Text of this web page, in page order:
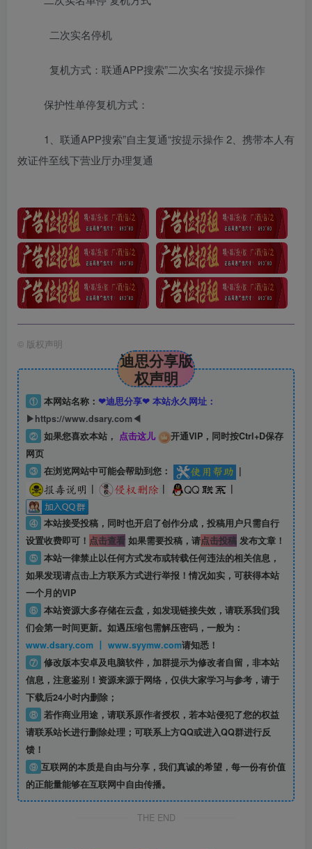
二次实名停机
复机方式：联通APP搜索”二次实名“按提示操作
保护性单停复机方式：
1、联通APP搜索”自主复通“按提示操作 2、携带本人有
效证件至线下营业厅办理复通
© 版权声明
迪思分享版
权声明
① 本网站名称： ❤迪思分享❤ 本站永久网址：
▶https://www.dsary.com◀
② 如果您喜欢本站， 点击这儿
开通VIP，同时按Ctrl+D保存
网页
③ 在浏览网站中可能会帮助到您：
|
|
| |
④ 本站接受投稿，同时也开启了创作分成，投稿用户只需自行
设置收费即可！ 点击查看如果需要投稿，请点击投稿发布文章！
⑤ 本站一律禁止以任何方式发布或转载任何违法的相关信息，
如果发现请点击上方联系方式进行举报！情况如实，可获得本站
一个月的VIP
⑥ 本站资源大多存储在云盘，如发现链接失效，请联系我们我
们会第一时间更新。如遇压缩包需解压密码，一般为：
www.dsary.com 丨 www.syymw.com请知悉！
⑦ 修改版本安卓及电脑软件，加群提示为修改者自留， 非本站
信息，注意鉴别！资源来源于网络，仅供大家学习与参考，请于
下载后24小时内删除；
⑧ 若作商业用途，请联系原作者授权，若本站侵犯了您的权益
请联系站长进行删除处理；可联系上方QQ或进入QQ群进行反
馈！
⑨ 互联网的本质是自由与分享，我们真诚的希望，每一份有价值
的正能量能够在互联网中自由传播。
THE END